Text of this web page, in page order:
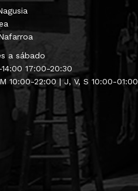
a sábado
17:00-20:30
10:00-22:00 | J, V, S 10:00-01:00